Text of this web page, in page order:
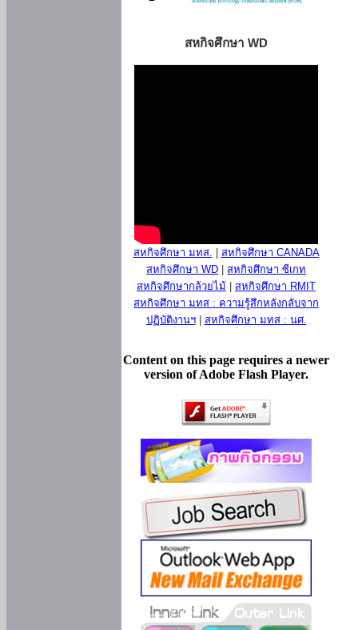
สหกิจศึกษา WD
สหกิจศึกษา มทส.
สหกิจศึกษา CANADA
สหกิจศึกษา WD
สหกิจศึกษา ซีเกท
สหกิจศึกษากล้วยไม้
สหกิจศึกษา RMIT
สหกิจศึกษา มทส : ความรู้สึกหลังกลับจาก
ปฏิบัติงานฯ| สหกิจศึกษา มทส : นศ.
Content on this page requires a newer
version of Adobe Flash Player.